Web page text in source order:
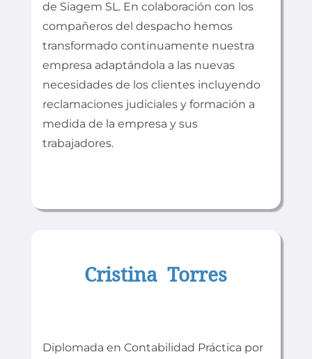
de Siagem SL. En colaboración con los
compañeros del despacho hemos
transformado continuamente nuestra
empresa adaptándola a las nuevas
necesidades de los clientes incluyendo
reclamaciones judiciales y formación a
medida de la empresa y sus
trabajadores.
Cristina Torres
Diplomada en Contabilidad Práctica por